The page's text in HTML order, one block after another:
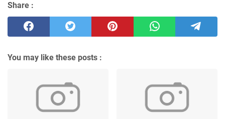
Share :
You may like these posts :